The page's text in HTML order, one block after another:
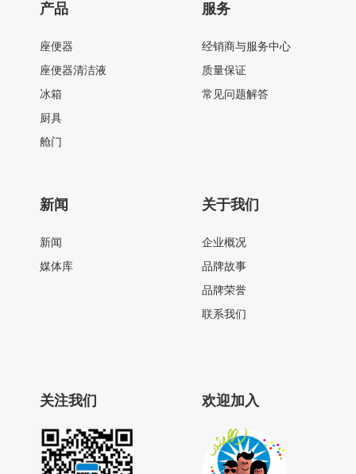
产品
座便器
座便器清洁液
冰箱
厨具
舱门
服务
经销商与服务中心
质量保证
常见问题解答
新闻
新闻
媒体库
关于我们
企业概况
品牌故事
品牌荣誉
联系我们
关注我们 欢迎加入